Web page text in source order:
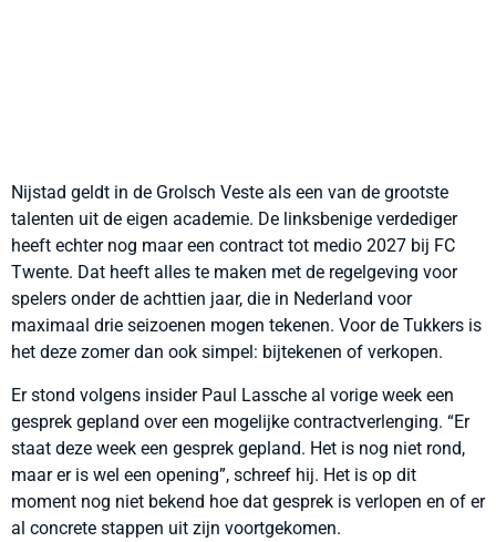
Nijstad geldt in de Grolsch Veste als een van de grootste
talenten uit de eigen academie. De linksbenige verdediger
heeft echter nog maar een contract tot medio 2027 bij FC
Twente. Dat heeft alles te maken met de regelgeving voor
spelers onder de achttien jaar, die in Nederland voor
maximaal drie seizoenen mogen tekenen. Voor de Tukkers is
het deze zomer dan ook simpel: bijtekenen of verkopen.
Er stond volgens insider Paul Lassche al vorige week een
gesprek gepland over een mogelijke contractverlenging. “Er
staat deze week een gesprek gepland. Het is nog niet rond,
maar er is wel een opening”, schreef hij. Het is op dit
moment nog niet bekend hoe dat gesprek is verlopen en of er
al concrete stappen uit zijn voortgekomen.